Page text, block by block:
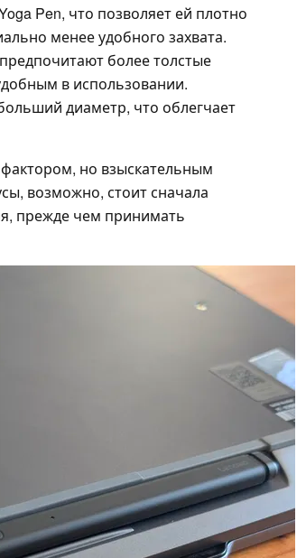
Pen, что позволяет ей плотно
менее удобного захвата.
более толстые
в использовании.
диаметр, что облегчает
но взыскательным
возможно, стоит сначала
прежде чем принимать